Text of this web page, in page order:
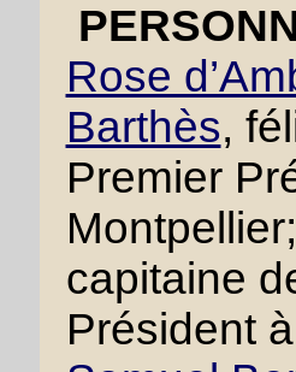
Rose
Barthès,
Premier
Montpellier;
capitaine
Président